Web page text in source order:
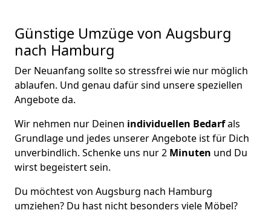
Günstige Umzüge von Augsburg
nach Hamburg
Der Neuanfang sollte so stressfrei wie nur möglich
ablaufen. Und genau dafür sind unsere speziellen
Angebote da.
Wir nehmen nur Deinen individuellen Bedarfals
Grundlage und jedes unserer Angebote ist für Dich
unverbindlich. Schenke uns nur 2 Minuten und Du
wirst begeistert sein.
Du möchtest von Augsburg nach Hamburg
umziehen? Du hast nicht besonders viele Möbel?